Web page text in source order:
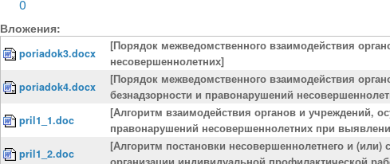
0
Вложения:
poriadok3.docx
[Порядок межведомственного взаимодействия
несовершеннолетних]
poriadok4.docx
[Порядок межведомственного взаимодействия
безнадзорности и правонарушений
pril1_1.doc
[Алгоритм взаимодействия органов и учреждений,
правонарушений несовершеннолетних при
pril1_2.doc
[Алгоритм постановки несовершеннолетнего и